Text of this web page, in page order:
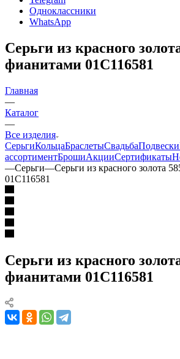
Одноклассники
WhatsApp
Серьги из красного
фианитами 01С116581
Главная
—
Каталог
—
Все изделия
СерьгиКольцаБраслетыСвадьбаПодвески
ассортиментБрошиАкцииСертификаты
—Серьги—Серьги из красного золота
01С116581
Серьги из красного
фианитами 01С116581